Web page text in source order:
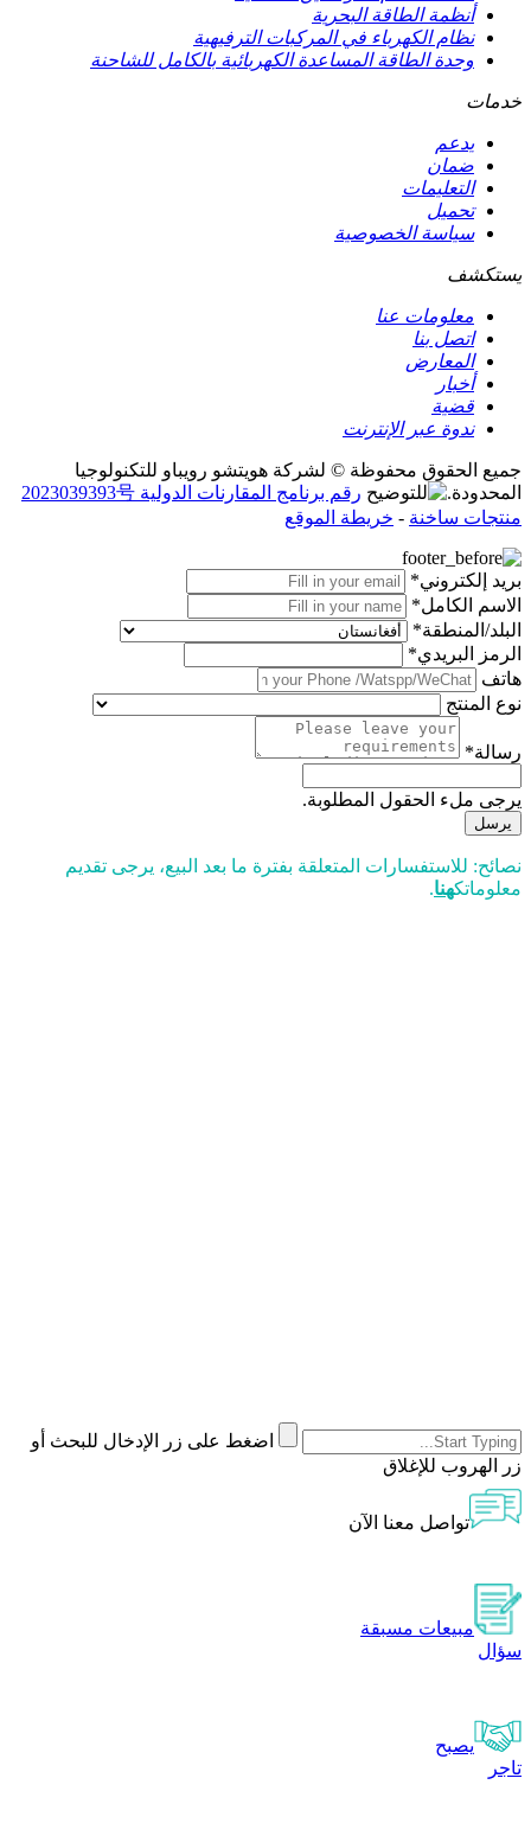
أنظمة الطاقة البحرية
نظام الكهرباء في المركبات الترفيهية
وحدة الطاقة المساعدة الكهربائية بالكامل للشاحنة
خدمات
يدعم
ضمان
التعليمات
تحميل
سياسة الخصوصية
يستكشف
معلومات عنا
اتصل بنا
المعارض
أخبار
قضية
ندوة عبر الإنترنت
جميع الحقوق محفوظة © لشركة هويتشو رويباو للتكنولوجيا
المحدودة.
رقم برنامج المقارنات الدولية 2023039393号
منتجات ساخنة - خريطة الموقع
بريد إلكتروني*
الاسم الكامل*
البلد/المنطقة*
الرمز البريدي*
هاتف
نوع المنتج
رسالة*
يرجى ملء الحقول المطلوبة.
يرسل
نصائح: للاستفسارات المتعلقة بفترة ما بعد البيع، يرجى تقديم
معلوماتكهنا.
اضغط على زر الإدخال للبحث أو
زر الهروب للإغلاق
تواصل معنا الآن
مبيعات مسبقة
سؤال
يصبح
تاجر